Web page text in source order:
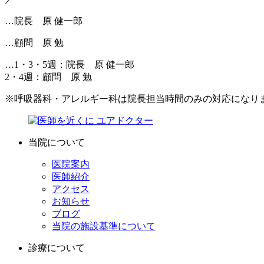
…院長 原 健一郎
…顧問 原 勉
…1・3・5週：院長 原 健一郎
2・4週：顧問 原 勉
※呼吸器科・アレルギー科は院長担当時間のみの対応になり
当院について
医院案内
医師紹介
アクセス
お知らせ
ブログ
当院の施設基準について
診療について